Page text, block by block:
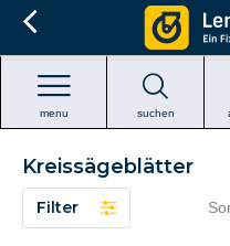
suchen
menu
Kreissägeblätter
Filter